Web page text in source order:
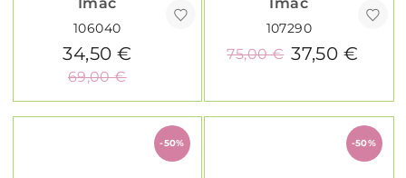
106040
34,50 €
69,00 €
107290
37,50 €
75,00 €
-50% -50%